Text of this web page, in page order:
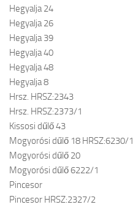
Hegyalja 24
Hegyalja 26
Hegyalja 39
Hegyalja 40
Hegyalja 48
Hegyalja 8
Hrsz. HRSZ:2343
Hrsz. HRSZ:2373/1
Kissosi dűlő 43
Mogyorósi dűlő 18 HRSZ:6230/1
Mogyorósi dűlő 20
Mogyorósi dűlő 6222/1
Pincesor
Pincesor HRSZ:2327/2